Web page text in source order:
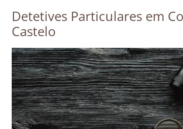
Detetives Particulares em
Castelo